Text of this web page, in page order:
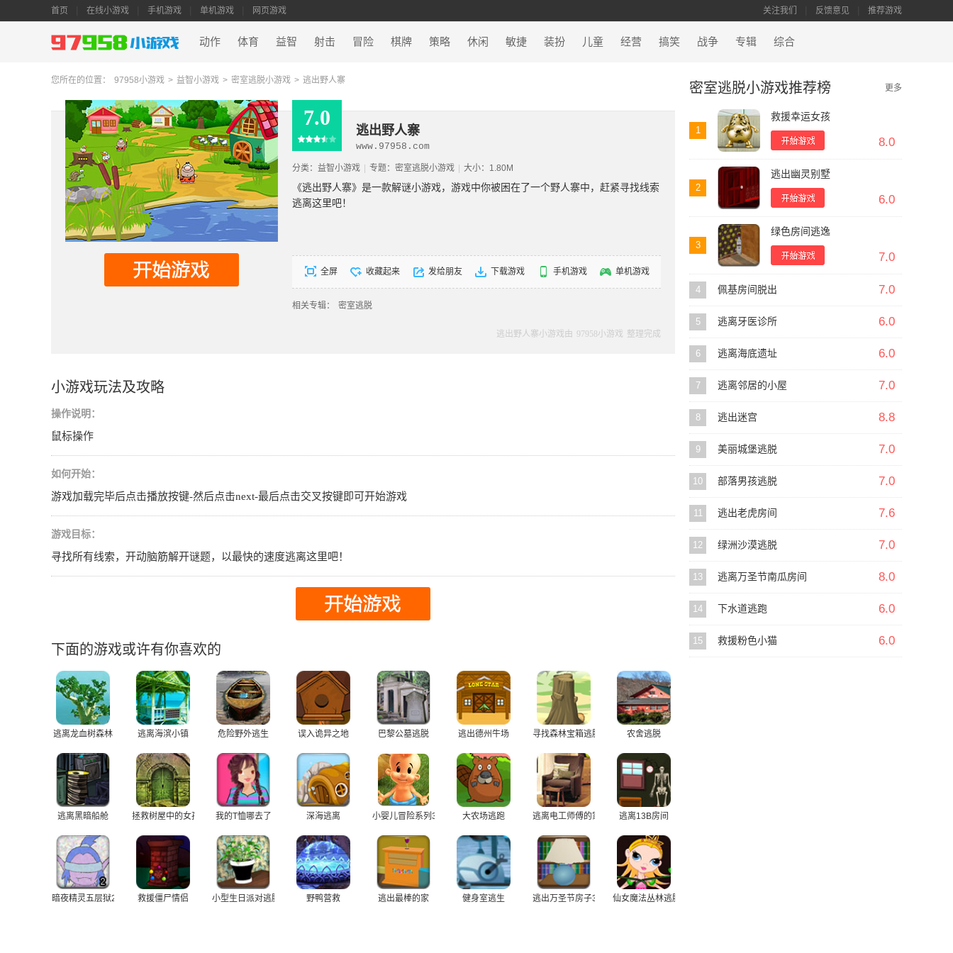
首页 在线小游戏 手机游戏 单机游戏 网页游戏 关注我们 反馈意见 推荐游戏
动作 体育 益智 射击 冒险 棋牌 策略 休闲 敏捷 装扮 儿童 经营 搞笑 战争 专辑 综合
您所在的位置： 97958小游戏 > 益智小游戏 > 密室逃脱小游戏 > 逃出野人寨
7.0
逃出野人寨
www.97958.com
分类： 益智小游戏 专题： 密室逃脱小游戏 大小：1.80M
《逃出野人寨》是一款解谜小游戏，游戏中你被困在了一个野人寨中，赶紧寻找线索
逃离这里吧！
全屏 收藏起来 发给朋友 下载游戏 手机游戏 单机游戏
相关专辑： 密室逃脱
逃出野人寨小游戏由 97958小游戏 整理完成
小游戏玩法及攻略
操作说明：
鼠标操作
如何开始：
游戏加载完毕后点击播放按键-然后点击next-最后点击交叉按键即可开始游戏
游戏目标：
寻找所有线索，开动脑筋解开谜题，以最快的速度逃离这里吧！
下面的游戏或许有你喜欢的
逃离龙血树森林 逃离海滨小镇 危险野外逃生 误入诡异之地 巴黎公墓逃脱 逃出德州牛场 寻找森林宝箱逃脱 农舍逃脱
逃离黑暗船舱 拯救树屋中的女孩 我的T恤哪去了 深海逃离 小婴儿冒险系列3 大农场逃跑 逃离电工师傅的家 逃离13B房间
暗夜精灵五层狱2 救援僵尸情侣 小型生日派对逃脱 野鸭营救 逃出最棒的家 健身室逃生 逃出万圣节房子3 仙女魔法丛林逃脱2
密室逃脱小游戏推荐榜 更多
1
救援幸运女孩
8.0
2
逃出幽灵别墅
6.0
3
绿色房间逃逸
7.0
4 佩基房间脱出 7.0
5 逃离牙医诊所 6.0
6 逃离海底遗址 6.0
7 逃离邻居的小屋 7.0
8 逃出迷宫 8.8
9 美丽城堡逃脱 7.0
10 部落男孩逃脱 7.0
11 逃出老虎房间 7.6
12 绿洲沙漠逃脱 7.0
13 逃离万圣节南瓜房间 8.0
14 下水道逃跑 6.0
15 救援粉色小猫 6.0